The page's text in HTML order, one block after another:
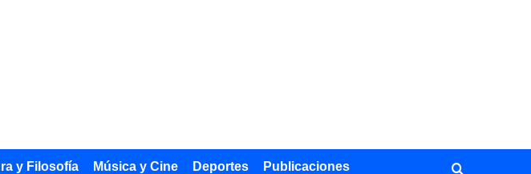
y Filosofía Música y Cine Deportes Publicaciones